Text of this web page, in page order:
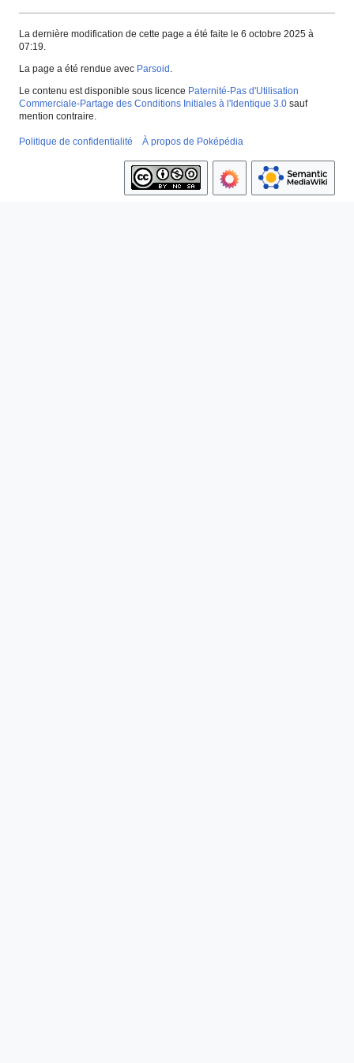
La dernière modification de cette page a été faite le 6 octobre 2025 à
07:19.
La page a été rendue avec Parsoid
Le contenu est disponible sous licence Paternité-Pas d'Utilisation
Commerciale-Partage des Conditions Initiales à l'Identique 3.0 sauf
mention contraire.
Politique de confidentialité À propos de Poképédia